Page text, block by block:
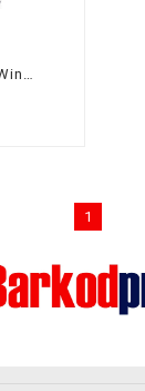
M3 Mobile OX10 Windows Mobile El Terminali 2D
1